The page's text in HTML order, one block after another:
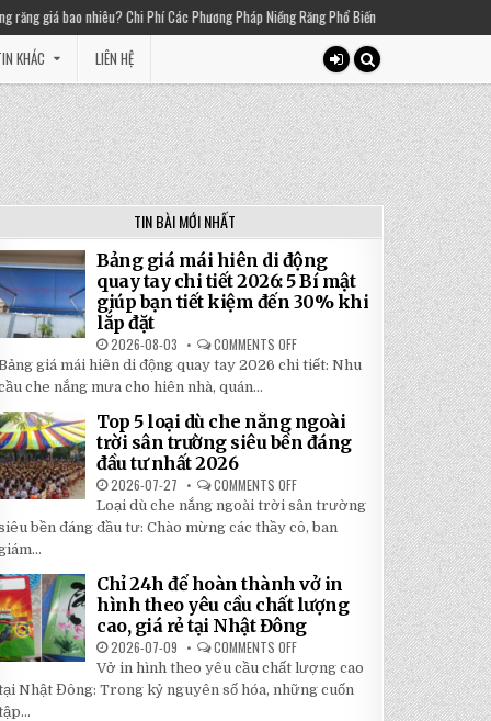
Các Phương Pháp Niềng Răng Phổ Biến 2025-03-01
Thiền chuông là gì?
KHÁC LIÊN HỆ
TIN BÀI MỚI NHẤT
Bảng giá mái hiên di động
quay tay chi tiết 2026: 5 Bí mật
giúp bạn tiết kiệm đến 30% khi
lắp đặt
2026-08-03 COMMENTS OFF
BẢNG
GIÁ
ĐỘNG
QUAY
TAY
5
BÍ
MẬT
KIỆM
ĐẾN
30%
KHI
LẮP
giá mái hiên di động quay tay 2026 chi tiết: Nhu
che nắng mưa cho hiên nhà, quán...
Top 5 loại dù che nắng ngoài
trời sân trường siêu bền đáng
đầu tư nhất 2026
2026-07-27 COMMENTS OFF
TOP
5
LOẠI
DÙ
NGOÀI
TRỜI
SÂN
TRƯỜNG
SIÊU
BỀN
ĐẦU
NHẤT
Loại dù che nắng ngoài trời sân trường
bền đáng đầu tư: Chào mừng các thầy cô, ban
Chỉ 24h để hoàn thành vở in
hình theo yêu cầu chất lượng
cao, giá rẻ tại Nhật Đông
2026-07-09 COMMENTS OFF
CHỈ
24H
ĐỂ
HOÀN
Vở in hình theo yêu cầu chất lượng cao
Nhật Đông: Trong kỷ nguyên số hóa, những cuốn